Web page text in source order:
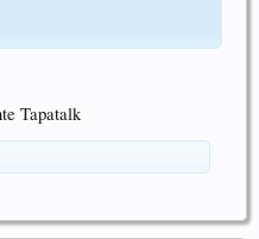
Tapatalk